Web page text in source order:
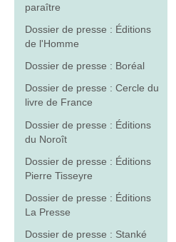
paraître
Dossier de presse : Éditions
de l'Homme
Dossier de presse : Boréal
Dossier de presse : Cercle du
livre de France
Dossier de presse : Éditions
du Noroît
Dossier de presse : Éditions
Pierre Tisseyre
Dossier de presse : Éditions
La Presse
Dossier de presse : Stanké